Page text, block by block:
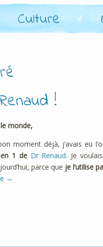
Culture
!
monde,
moment déjà, j’avais eu
1 de Dr Renaud. Je
parce que je l’utilise
→